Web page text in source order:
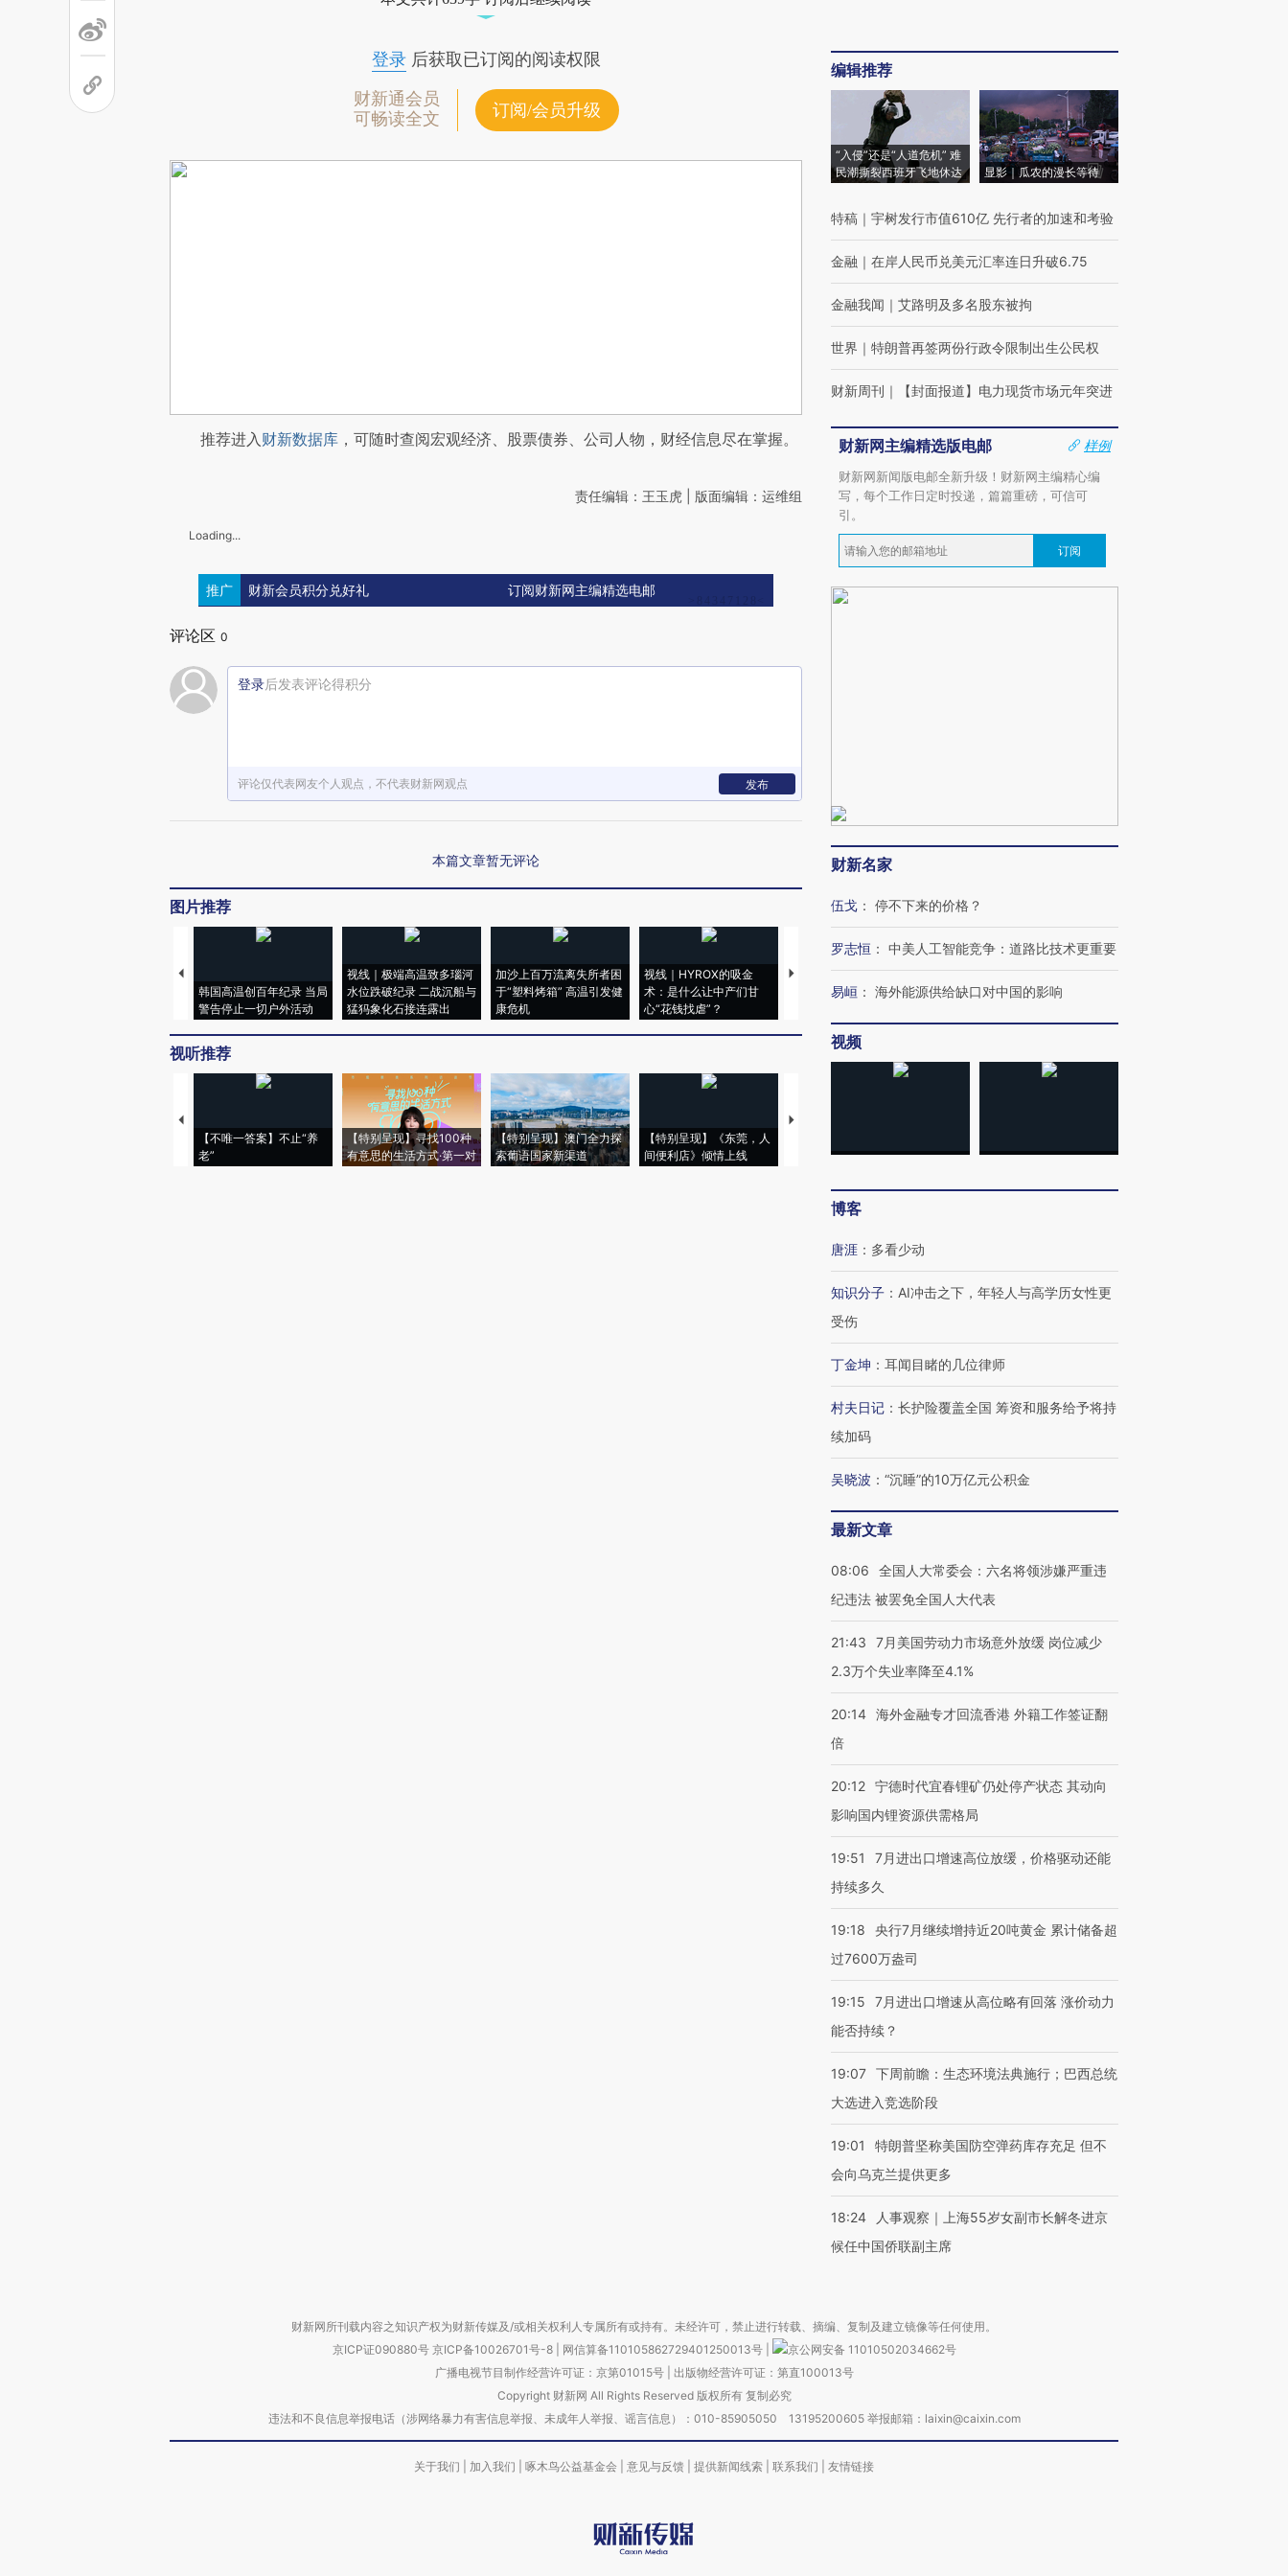
登录后获取已订阅的阅读权限
财新通会员
可畅读全文
订阅/会员升级
推荐进入财新数据库 ，可随时查阅宏观经济、股票债券、公司人物，财经信息尽在掌握。
责任编辑：王玉虎 | 版面编辑：运维组
Loading...
推广 财新会员积分兑好礼 订阅财新网主编精选电邮
评论区 0
登录后发表评论得积分
评论仅代表网友个人观点，不代表财新网观点 发布
本篇文章暂无评论
图片推荐
韩国高温创百年纪录 当局
警告停止一切户外活动
视线｜极端高温致多瑙河
水位跌破纪录 二战沉船与
猛犸象化石接连露出
加沙上百万流离失所者困
于“塑料烤箱” 高温引发健
康危机
视线｜HYROX的吸金
术：是什么让中产们甘
心“花钱找虐”？
马航飞行员跨国走私7万
粒摇头丸 尿检体内含3种
视线｜被称为“蟑螂”的印
度Z世代 用街头抗争将教
视线｜“入侵”还是“人道危
视听推荐
【不唯一答案】不止“养
老”
【特别呈现】寻找100种
有意思的生活方式·第一对
【特别呈现】澳门全力探
索葡语国家新渠道
【特别呈现】《东莞，人
间便利店》倾情上线
【推广】走进第四届链博
有意思的生活方式·第三对
住三大增长引擎是什么？
编辑推荐
“入侵”还是“人道危机” 难
民潮撕裂西班牙飞地休达
显影｜瓜农的漫长等待
特稿 ｜ 宇树发行市值610亿 先行者的加速和考验
金融 ｜ 在岸人民币兑美元汇率连日升破6.75
金融我闻 ｜ 艾路明及多名股东被拘
世界 ｜ 特朗普再签两份行政令限制出生公民权
财新周刊 ｜ 【封面报道】电力现货市场元年突进
财新网主编精选版电邮
样例
财新网新闻版电邮全新升级！财新网主编精心编
写，每个工作日定时投递，篇篇重磅，可信可
引。
订阅
财新名家
伍戈 ： 停不下来的价格？
罗志恒 ： 中美人工智能竞争：道路比技术更重要
易峘 ： 海外能源供给缺口对中国的影响
视频
博客
唐涯 ： 多看少动
知识分子 ： AI冲击之下，年轻人与高学历女性更
受伤
丁金坤 ： 耳闻目睹的几位律师
村夫日记 ： 长护险覆盖全国 筹资和服务给予将持
续加码
吴晓波 ： “沉睡”的10万亿元公积金
最新文章
08:06
全国人大常委会：六名将领涉嫌严重违
纪违法 被罢免全国人大代表
21:43
7月美国劳动力市场意外放缓 岗位减少
2.3万个失业率降至4.1%
20:14 海外金融专才回流香港 外籍工作签证翻
倍
20:12 宁德时代宜春锂矿仍处停产状态 其动向
影响国内锂资源供需格局
19:51
7月进出口增速高位放缓，价格驱动还能
持续多久
19:18
央行7月继续增持近20吨黄金 累计储备超
过7600万盎司
19:15
7月进出口增速从高位略有回落 涨价动力
能否持续？
19:07 下周前瞻：生态环境法典施行；巴西总统
大选进入竞选阶段
19:01
特朗普坚称美国防空弹药库存充足 但不
会向乌克兰提供更多
18:24
人事观察｜上海55岁女副市长解冬进京
候任中国侨联副主席
财新网所刊载内容之知识产权为财新传媒及/或相关权利人专属所有或持有。未经许可，禁止进行转载、摘编、复制及建立镜像等任何使用。
京ICP证090880号 京ICP备10026701号-8 网信算备110105862729401250013号
京公网安备 11010502034662号
广播电视节目制作经营许可证：京第01015号| 出版物经营许可证：第直100013号
Copyright 财新网 All Rights Reserved 版权所有 复制必究
违法和不良信息举报电话（涉网络暴力有害信息举报、未成年人举报、谣言信息）：010-85905050 13195200605 举报邮箱：laixin@caixin.com
关于我们 加入我们 啄木鸟公益基金会 意见与反馈 提供新闻线索 联系我们 友情链接